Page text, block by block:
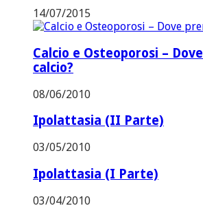
14/07/2015
Calcio e Osteoporosi –
calcio?
08/06/2010
Ipolattasia (II Parte)
03/05/2010
Ipolattasia (I Parte)
03/04/2010